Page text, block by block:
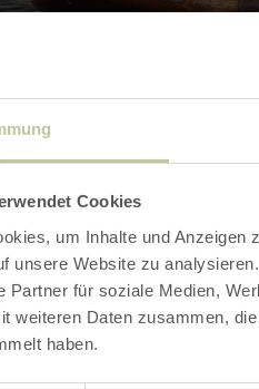
Cookies
um Inhalte und
unsere Website zu
Partner für soziale Medien,
weiteren Daten zusammen,
haben.